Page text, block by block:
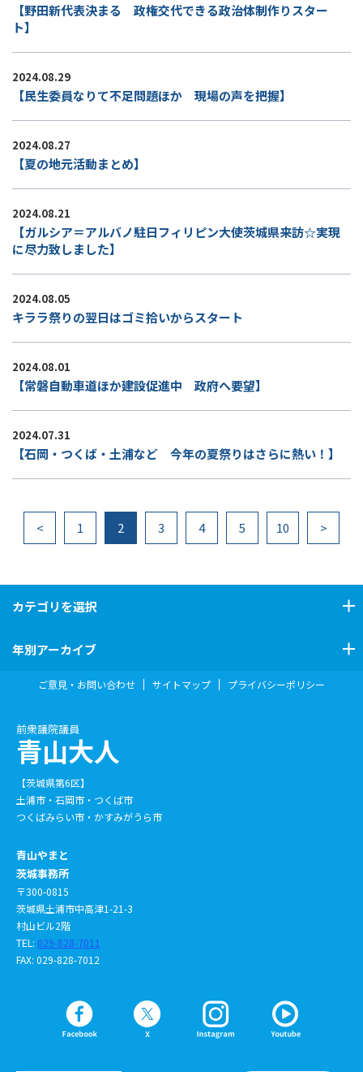
【野田新代表決まる 政権交代できる政治体制作りスター
ト】
2024.08.29
【民生委員なりて不足問題ほか 現場の声を把握】
2024.08.27
【夏の地元活動まとめ】
2024.08.21
【ガルシア＝アルバノ駐日フィリピン大使茨城県来訪☆実現
に尽力致しました】
2024.08.05
キララ祭りの翌日はゴミ拾いからスタート
2024.08.01
【常磐自動車道ほか建設促進中 政府へ要望】
2024.07.31
【石岡・つくば・土浦など 今年の夏祭りはさらに熱い！】
< 1 2 3 4 5 10 >
カテゴリを選択
年別アーカイブ
前衆議院議員
青山大人
【茨城県第6区】
土浦市・石岡市・つくば市
つくばみらい市・かすみがうら市
青山やまと
茨城事務所
〒300-0815
茨城県土浦市中高津1-21-3
村山ビル2階
TEL: 029-828-7011
FAX: 029-828-7012
ご意見・お問い合わせ サイトマップ プライバシーポリシー